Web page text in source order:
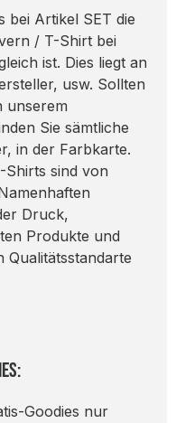
bei Artikel SET die
/ T-Shirt bei
ist. Dies liegt an
usw. Sollten
unserem
Sie sämtliche
in der Farbkarte.
Shirts sind von
Druck,
Produkte und
Qualitätsstandarte
Goodies nur